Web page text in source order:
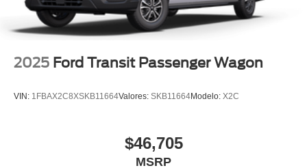
2025 Ford Transit Passenger Wagon
VIN: 1FBAX2C8XSKB11664Valores: SKB11664Modelo: X2C
$46,705
MSRP